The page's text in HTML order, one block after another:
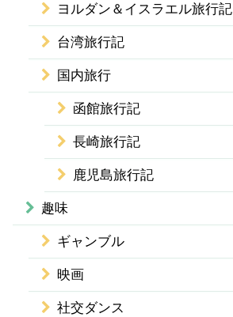
ヨルダン＆イスラエル旅行記
台湾旅行記
国内旅行
函館旅行記
長崎旅行記
鹿児島旅行記
趣味
ギャンブル
映画
社交ダンス